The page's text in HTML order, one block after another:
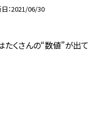
2021/06/30
たくさんの“数値”が出て